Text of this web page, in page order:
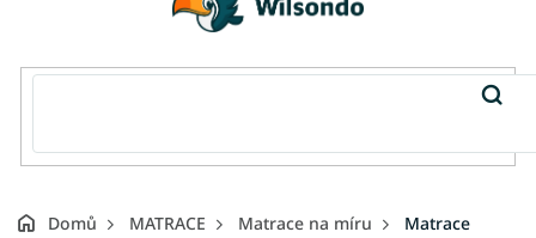
Domů MATRACE Matrace na míru
Matrace